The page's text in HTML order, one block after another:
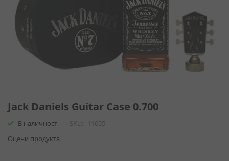
към
началото
на
галерия
със
Jack Daniels Guitar Case 0.700
В наличност SKU
11655
Оцени продукта